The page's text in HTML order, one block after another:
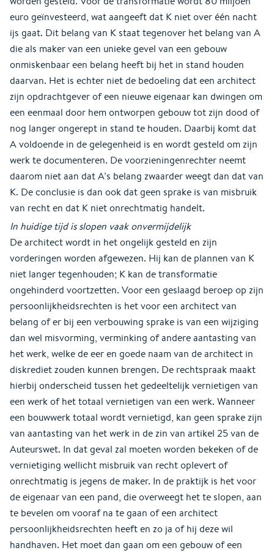
euro geïnvesteerd, wat aangeeft dat K niet over één nacht
ijs gaat. Dit belang van K staat tegenover het belang van A
die als maker van een unieke gevel van een gebouw
onmiskenbaar een belang heeft bij het in stand houden
daarvan. Het is echter niet de bedoeling dat een architect
zijn opdrachtgever of een nieuwe eigenaar kan dwingen om
een eenmaal door hem ontworpen gebouw tot zijn dood of
nog langer ongerept in stand te houden. Daarbij komt dat
A voldoende in de gelegenheid is en wordt gesteld om zijn
werk te documenteren. De voorzieningenrechter neemt
daarom niet aan dat A’s belang zwaarder weegt dan dat van
K. De conclusie is dan ook dat geen sprake is van misbruik
van recht en dat K niet onrechtmatig handelt.
In huidige tijd is slopen vaak onvermijdelijk
De architect wordt in het ongelijk gesteld en zijn
vorderingen worden afgewezen. Hij kan de plannen van K
niet langer tegenhouden; K kan de transformatie
ongehinderd voortzetten. Voor een geslaagd beroep op zijn
persoonlijkheidsrechten is het voor een architect van
belang of er bij een verbouwing sprake is van een wijziging
dan wel misvorming, verminking of andere aantasting van
het werk, welke de eer en goede naam van de architect in
diskrediet zouden kunnen brengen. De rechtspraak maakt
hierbij onderscheid tussen het gedeeltelijk vernietigen van
een werk of het totaal vernietigen van een werk. Wanneer
een bouwwerk totaal wordt vernietigd, kan geen sprake zijn
van aantasting van het werk in de zin van artikel 25 van de
Auteurswet. In dat geval zal moeten worden bekeken of de
vernietiging wellicht misbruik van recht oplevert of
onrechtmatig is jegens de maker. In de praktijk is het voor
de eigenaar van een pand, die overweegt het te slopen, aan
te bevelen om vooraf na te gaan of een architect
persoonlijkheidsrechten heeft en zo ja of hij deze wil
handhaven. Het moet dan gaan om een gebouw of een